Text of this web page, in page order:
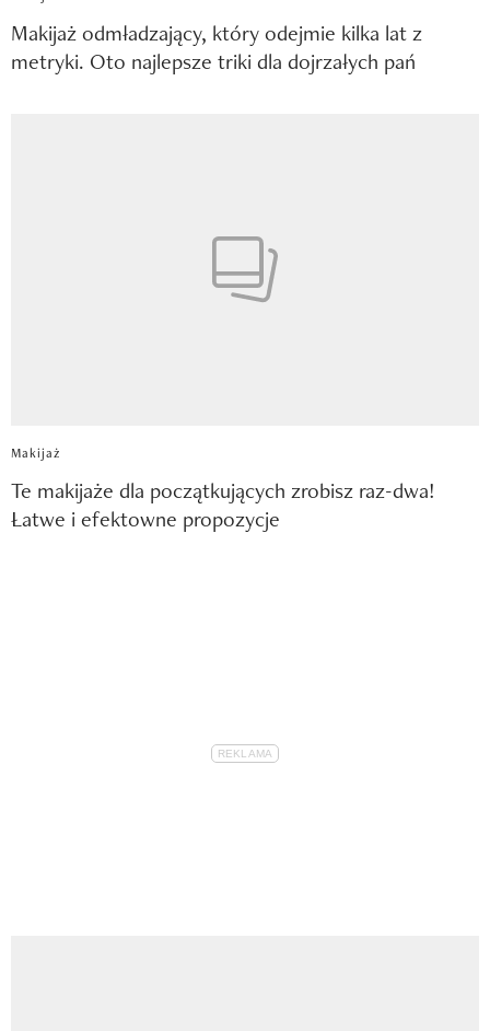
Makijaż odmładzający, który odejmie kilka lat z
metryki. Oto najlepsze triki dla dojrzałych pań
Makijaż
Te makijaże dla początkujących zrobisz raz-dwa!
Łatwe i efektowne propozycje